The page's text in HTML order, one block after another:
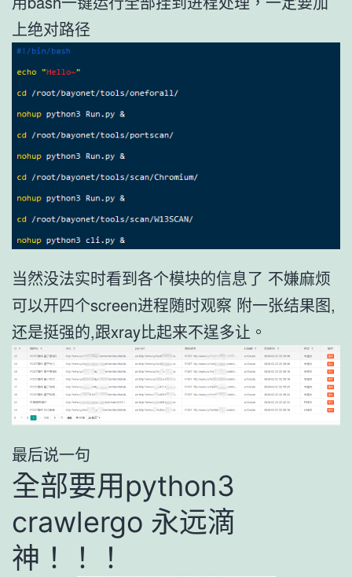
上绝对路径
当然没法实时看到各个模块的信息了 不嫌麻烦
可以开四个screen进程随时观察 附一张结果图,
还是挺强的,跟xray比起来不逞多让。
最后说一句
全部要用python3
crawlergo 永远滴
神！！！